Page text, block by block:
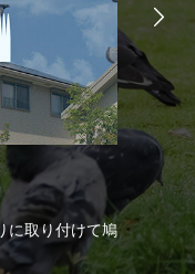
に取り付けて鳩